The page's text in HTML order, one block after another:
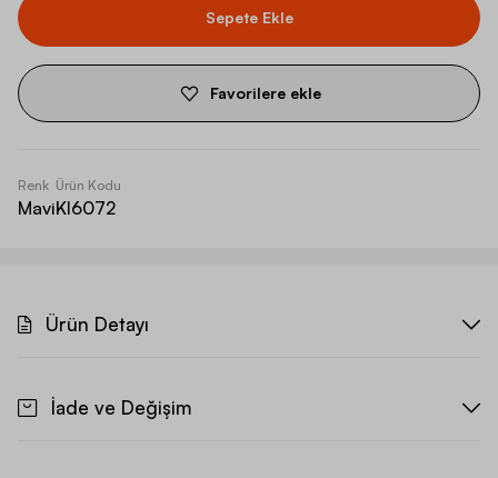
Sepete Ekle
Favorilere ekle
Renk
Mavi
Ürün Kodu
KI6072
Ürün Detayı
İade ve Değişim